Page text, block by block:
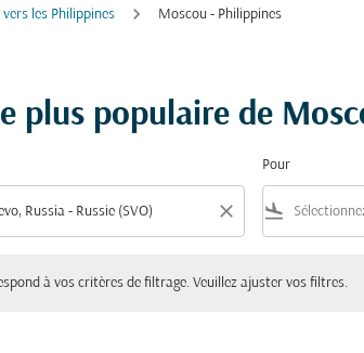
vers les Philippines Moscou - Philippines
plus populaire de
close
Pour
flight_land
à vos critères de filtrage. Veuillez ajuster vos filtres.